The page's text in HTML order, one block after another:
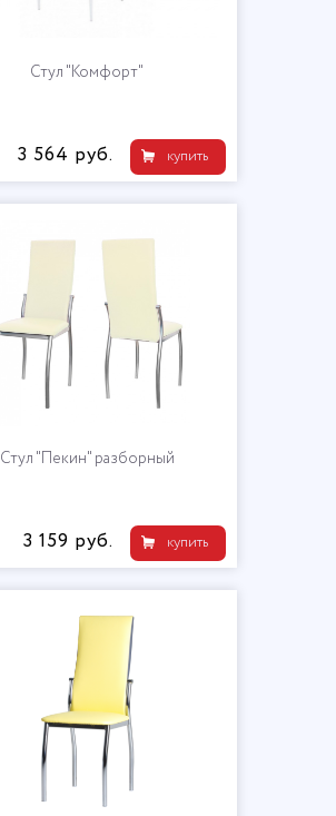
Стул "Комфорт"
купить
3 564 руб.
Стул "Пекин" разборный
купить
3 159 руб.